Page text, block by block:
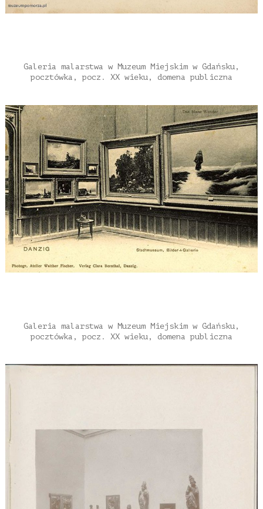
Galeria malarstwa w Muzeum Miejskim w Gdańsku,
pocztówka, pocz. XX wieku, domena publiczna
Galeria malarstwa w Muzeum Miejskim w Gdańsku,
pocztówka, pocz. XX wieku, domena publiczna